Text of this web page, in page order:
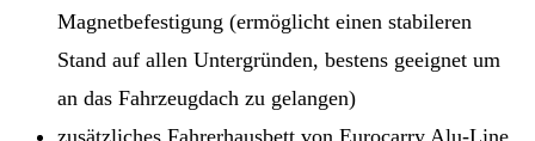
Magnetbefestigung (ermöglicht einen stabileren
Stand auf allen Untergründen, bestens geeignet um
an das Fahrzeugdach zu gelangen)